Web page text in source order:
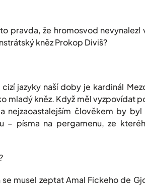
pravda, že hromosvod nevynalezl
kněz Prokop Diviš?
jazyky naší doby je kardinál
mladý kněz. Když měl vyzpovídat
nejzaoastalejším člověkem by
– písma na pergamenu, ze
musel zeptat Amal Fickeho de